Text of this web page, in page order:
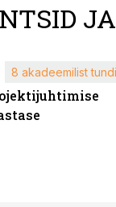
8 akadeemilist tundi